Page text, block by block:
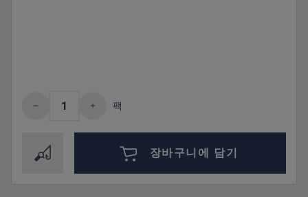
제품 수량: 원하는 값을 입력하거나 버튼
팩
장바구니에 담기